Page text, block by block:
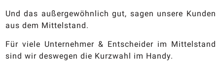
Und das außergewöhnlich gut, sagen unsere Kunden
aus dem Mittelstand.
Für viele Unternehmer & Entscheider im Mittelstand
sind wir deswegen die Kurzwahl im Handy.